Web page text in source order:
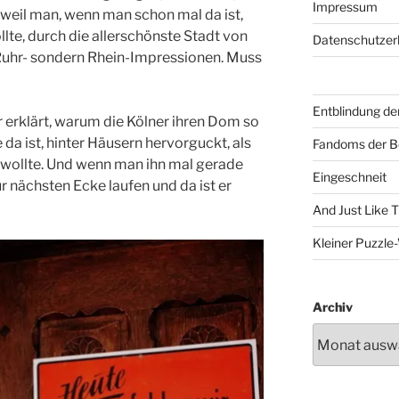
man, wenn man schon mal da ist,
durch die allerschönste Stadt von
sondern Rhein-Impressionen. Muss
warum die Kölner ihren Dom so
ist, hinter Häusern hervorguckt, als
Und wenn man ihn mal gerade
nächsten Ecke laufen und da ist er
Impressum
Entblindung
Fandoms der
Eingeschneit
And Just Like
Kleiner
Archiv